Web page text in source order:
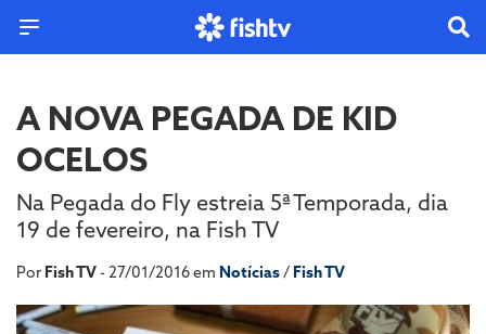
A NOVA PEGADA DE KID
OCELOS
Na Pegada do Fly estreia 5ª Temporada, dia
19 de fevereiro, na Fish TV
Por Fish TV- 27/01/2016 em Notícias/ Fish TV